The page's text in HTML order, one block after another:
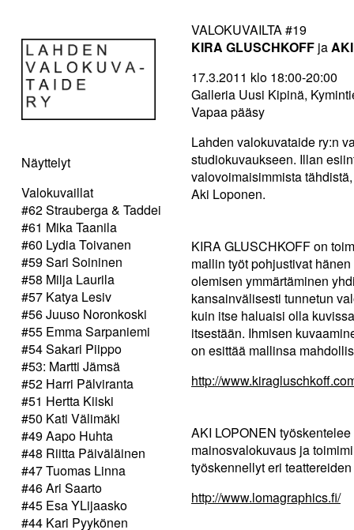
Näyttelyt
Valokuvaillat
#62 Strauberga & Taddei
#61 Mika Taanila
#60 Lydia Toivanen
#59 Sari Soininen
#58 Milja Laurila
#57 Katya Lesiv
#56 Juuso Noronkoski
#55 Emma Sarpaniemi
#54 Sakari Piippo
#53: Martti Jämsä
#52 Harri Pälviranta
#51 Hertta Kiiski
#50 Kati Välimäki
#49 Aapo Huhta
#48 Riitta Päiväläinen
#47 Tuomas Linna
#46 Ari Saarto
#45 Esa YLijaasko
#44 Kari Pyykönen
VALOKUVAILTA #19
KIRA GLUSCHKOFF ja
17.3.2011 klo 18:00-20:00
Galleria Uusi Kipinä,
Vapaa pääsy
Lahden valokuvataide ry:n
studiokuvaukseen. Illan
valovoimaisimmista
Aki Loponen.
KIRA GLUSCHKOFF on
mallin työt pohjustivat
olemisen ymmärtäminen
kansainvälisesti tunnetun
kuin itse haluaisi olla
itsestään. Ihmisen
on esittää mallinsa
http://
AKI LOPONEN
mainosvalokuvaus ja
työskennellyt eri
http://www.lomagraphics.fi/